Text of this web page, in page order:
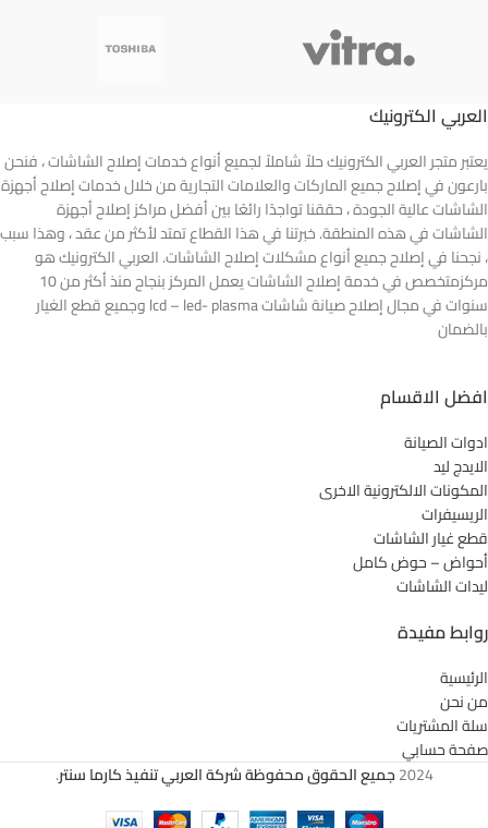
+القاعدة تقفيل شركه
العربي الكترونيك
يعتبر متجر العربي الكترونيك حلاً شاملاً لجميع أنواع خدمات إصلاح الشاشات ، فنحن
بارعون في إصلاح جميع الماركات والعلامات التجارية من خلال خدمات إصلاح أجهزة
الشاشات عالية الجودة ، حققنا تواجدًا رائعًا بين أفضل مراكز إصلاح أجهزة
الشاشات في هذه المنطقة. خبرتنا في هذا القطاع تمتد لأكثر من عقد ، وهذا سبب
، نجحنا في إصلاح جميع أنواع مشكلات إصلاح الشاشات. العربي الكترونيك هو
مركزمتخصص في خدمة إصلاح الشاشات يعمل المركز بنجاح منذ أكثر من 10
سنوات في مجال إصلاح صيانة شاشات lcd – led- plasma وجميع قطع الغيار
بالضمان
افضل الاقسام
ادوات الصيانة
الايدج ليد
المكونات الالكترونية الاخرى
الريسيفرات
قطع غيار الشاشات
أحواض – حوض كامل
ليدات الشاشات
روابط مفيدة
الرئيسية
من نحن
سلة المشتريات
صفحة حسابي
2024جميع الحقوق محفوظة شركة العربي تنفيذ كارما سنتر.